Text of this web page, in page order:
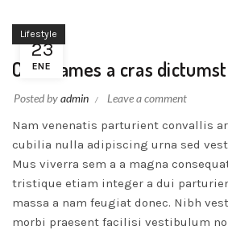
23
ENE
Lifestyle
Cum fames a cras dictumst
Posted byadmin Leave a comment
Nam venenatis parturient convallis
cubilia nulla adipiscing urna sed
Mus viverra sem a a magna
tristique etiam integer a dui
massa a nam feugiat donec. Nibh
morbi praesent facilisi vestibulum